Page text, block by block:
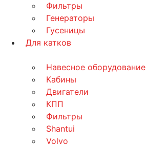
Фильтры
Генераторы
Гусеницы
Для катков
Навесное оборудование
Кабины
Двигатели
КПП
Фильтры
Shantui
Volvo